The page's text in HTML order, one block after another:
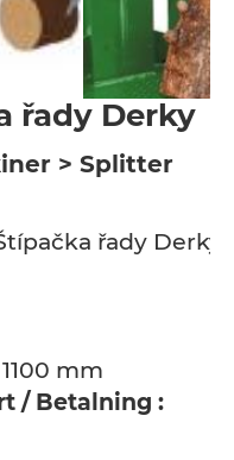
řady Derky
> Splitter
řady Derky
1100 mm
/ Betalning :